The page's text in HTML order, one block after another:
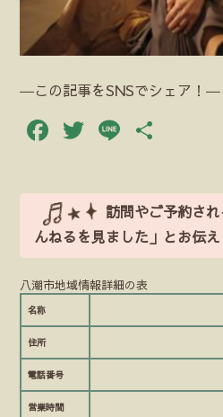
―この記事をSNSでシェア！―
Facebook
Twitter
Line
訪問やご予約さ
んねるを見ました」とお伝
八潮市地域情報詳細の表
名称
住所
電話番号
営業時間